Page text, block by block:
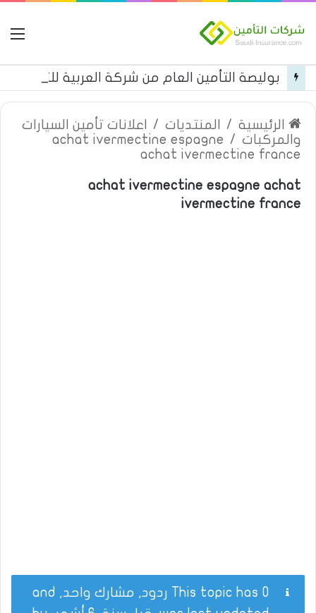
الرئيسية / المنتديات /
اعلانات تأمين السيارات
والمركبات /
achat ivermectine espagne
achat ivermectine france
achat ivermectine espagne achat
ivermectine france
This topic has 0 ردود, مشارك واحد, and